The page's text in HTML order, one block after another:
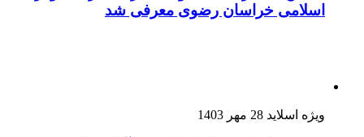
اسلامی خراسان رضوی معرفی شد
ویژه اسلاید 28 مهر 1403